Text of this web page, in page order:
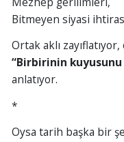
Bitmeyen siyasi
Ortak aklı
“Birbirinin kuyusunu
anlatıyor.
*
Oysa tarih başka bir